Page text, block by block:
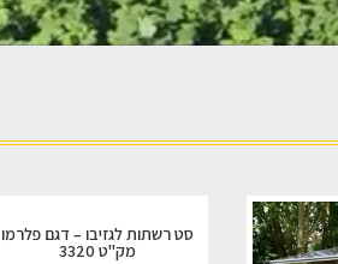
סט רשתות לגזיבו – דגם פלרמו
מק"ט 3320